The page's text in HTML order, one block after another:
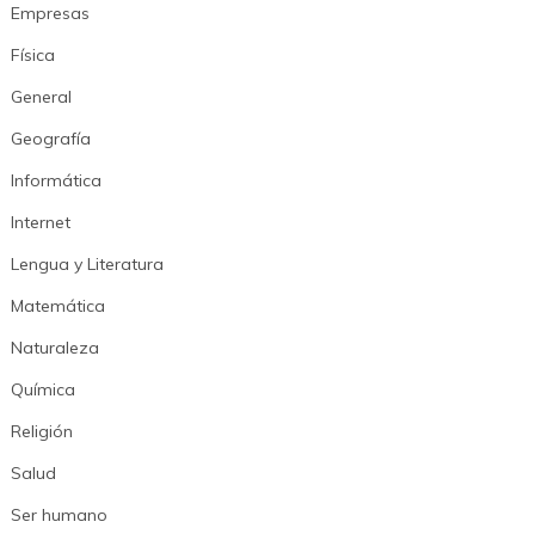
Empresas
Física
General
Geografía
Informática
Internet
Lengua y Literatura
Matemática
Naturaleza
Química
Religión
Salud
Ser humano